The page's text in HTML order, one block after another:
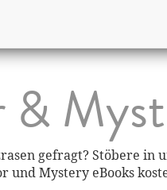
&
gefragt? Stöbere in
und Mystery eBooks